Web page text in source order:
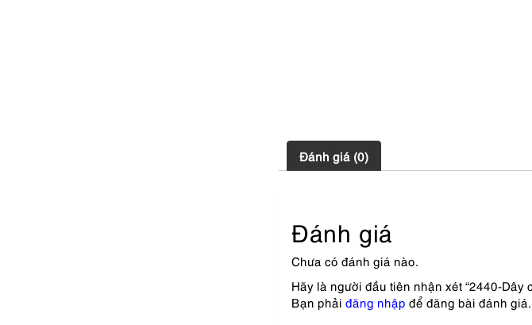
Đánh giá (0)
Đánh giá
Chưa có đánh giá nào.
Hãy là người đầu tiên nhận xét “2440-
Bạn phải đăng nhập để đăng bài đánh giá.